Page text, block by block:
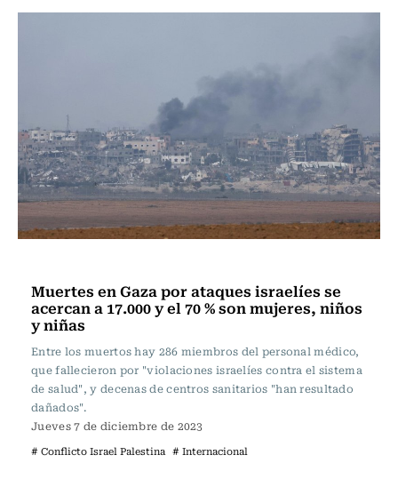
Muertes en Gaza por ataques israelíes se
acercan a 17.000 y el 70 % son mujeres, niños
y niñas
Entre los muertos hay 286 miembros del personal médico,
que fallecieron por "violaciones israelíes contra el sistema
de salud", y decenas de centros sanitarios "han resultado
dañados".
Jueves 7 de diciembre de 2023
# Conflicto Israel Palestina # Internacional